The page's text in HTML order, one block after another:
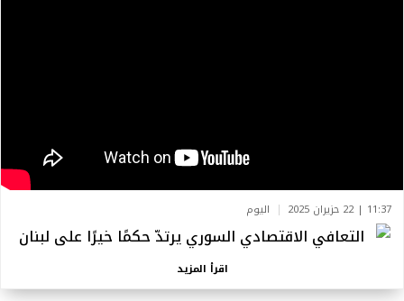
11:37 | 22 حزيران 2025 اليوم
التعافي الاقتصادي السوري يرتدّ حكمًا خيرًا على لبنان
اقرأ المزيد